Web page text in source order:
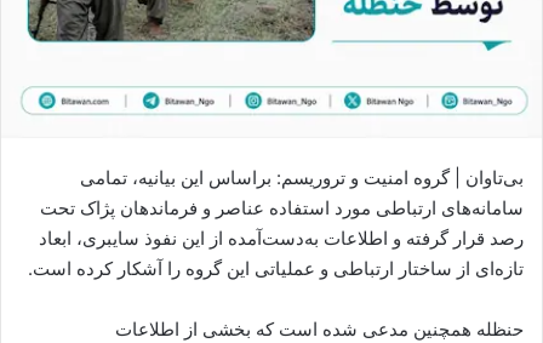
بی‌تاوان | گروه امنیت و تروریسم: براساس این بیانیه، تمامی
سامانه‌های ارتباطی مورد استفاده عناصر و فرماندهان پژاک تحت
رصد قرار گرفته و اطلاعات به‌دست‌آمده از این نفوذ سایبری، ابعاد
تازه‌ای از ساختار ارتباطی و عملیاتی این گروه را آشکار کرده است.
حنظله همچنین مدعی شده است که بخشی از اطلاعات